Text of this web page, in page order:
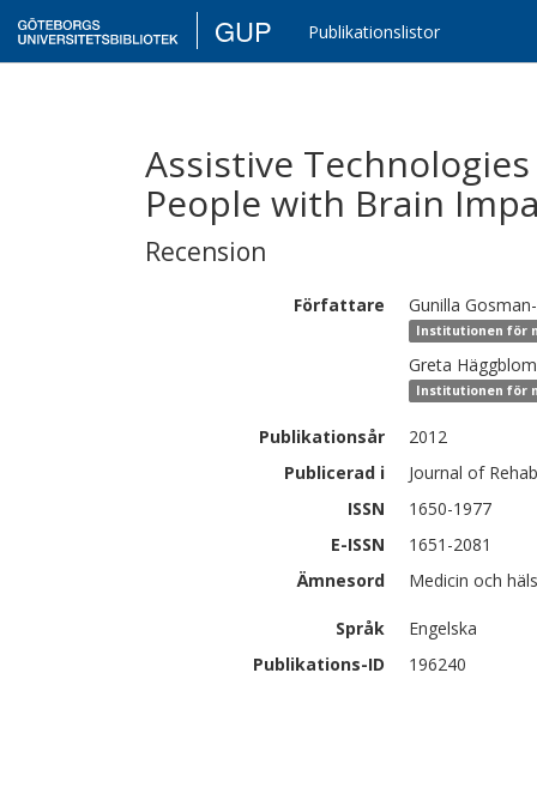
GUP Publikationslistor
Assistive
People with Brain
Recension
Författare Gunilla
Institutionen för
Greta
Institutionen för
Publikationsår
2012
Publicerad i
Journal of
ISSN
1650-1977
E-ISSN
1651-2081
Ämnesord
Medicin och
Språk
Engelska
Publikations-ID
196240